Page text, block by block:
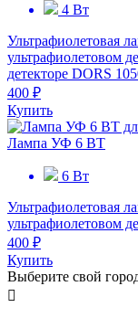
4 Вт
Ультрафиолетовая
ультрафиолетовом
детекторе DORS
400 ₽
Купить
Лампа УФ 6 ВТ
6 Вт
Ультрафиолетовая
ультрафиолетовом
400 ₽
Купить
Выберите свой
